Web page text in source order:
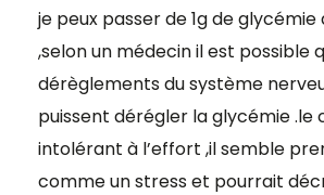
je peux passer de 1g de glycémie
,selon un médecin il est possible
dérèglements du système
puissent dérégler la glycémie .le
intolérant à l’effort ,il semble
comme un stress et pourrait